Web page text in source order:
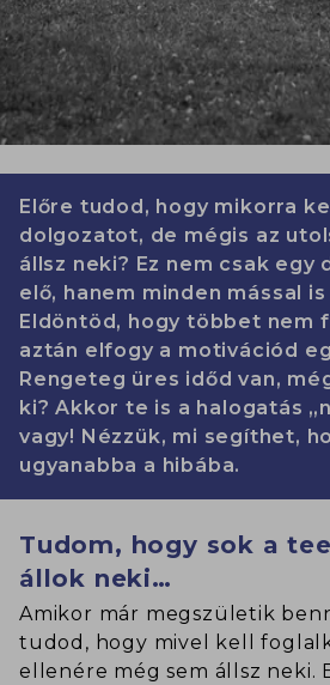
Előre tudod, hogy mikorra
dolgozatot, de mégis az
állsz neki? Ez nem csak egy
elő, hanem minden mással
Eldöntöd, hogy többet nem
aztán elfogy a motivációd
Rengeteg üres időd van,
ki? Akkor te is a halogatás
vagy! Nézzük, mi segíthet,
ugyanabba a hibába.
Tudom, hogy sok a
állok neki…
Amikor már megszületik
tudod, hogy mivel kell
ellenére még sem állsz neki.